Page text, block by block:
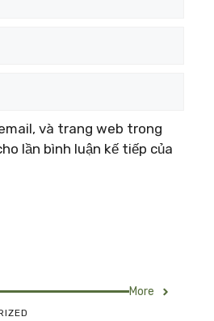
và trang web trong
lần bình luận kế tiếp của
More